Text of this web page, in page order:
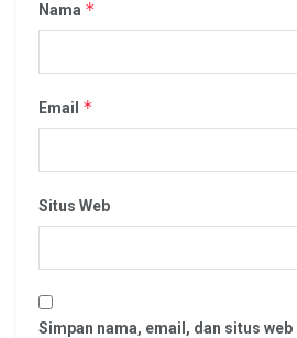
Nama *
Email *
Situs Web
Simpan nama, email, dan situs